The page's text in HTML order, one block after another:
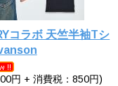
コラボ 天竺半袖Tシ
円 + 消費税：850円)